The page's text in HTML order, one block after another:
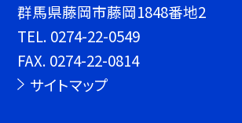
群馬県藤岡市藤岡1848番地2
TEL. 0274-22-0549
FAX. 0274-22-0814
サイトマップ